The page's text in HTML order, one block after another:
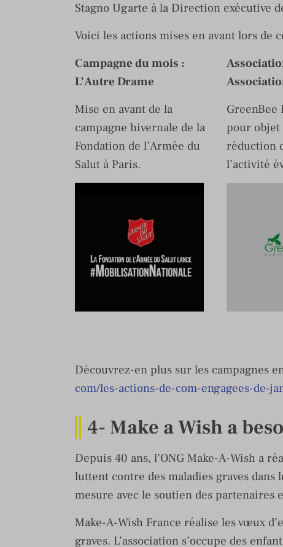
Stagno Ugarte à la Direction exécutive
Voici les actions mises en avant lors de
Campagne du mois :
L’Autre Drame
Mise en avant de la
campagne hivernale de la
Fondation de l’Armée du
Salut à Paris.
GreenBee
pour objet
réduction
l’activité
Découvrez-en plus sur les campagnes
com/les-actions-de-com-engagees-de-
4- Make a Wish a
Depuis 40 ans, l’ONG Make-A-Wish a
luttent contre des maladies graves
mesure avec le soutien des partenaires
Make-A-Wish France réalise les vœux
graves. L’association s’occupe des